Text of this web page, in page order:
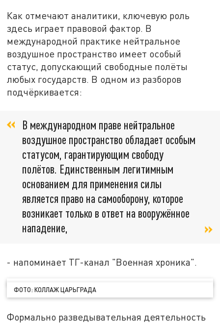
Как отмечают аналитики, ключевую роль
здесь играет правовой фактор. В
международной практике нейтральное
воздушное пространство имеет особый
статус, допускающий свободные полёты
любых государств. В одном из разборов
подчёркивается:
В международном праве нейтральное
воздушное пространство обладает особым
статусом, гарантирующим свободу
полётов. Единственным легитимным
основанием для применения силы
является право на самооборону, которое
возникает только в ответ на вооружённое
нападение,
- напоминает ТГ-канал "Военная хроника".
ФОТО: КОЛЛАЖ ЦАРЬГРАДА
Формально разведывательная деятельность